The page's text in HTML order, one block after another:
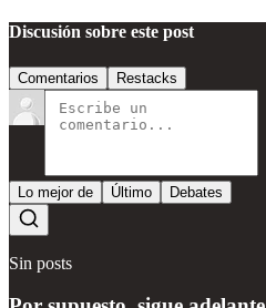
Discusión sobre este post
Comentarios Restacks
Lo mejor de Último Debates
Sin posts